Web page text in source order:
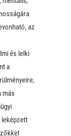
az
és lelki
a
más